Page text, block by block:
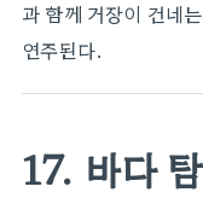
과 함께 거장이 건네
연주된다.
17. 바다